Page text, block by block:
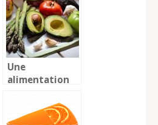
Une
alimentation
bien-être
assurée